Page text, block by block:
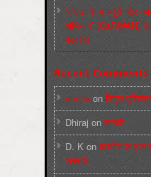
‘नोएडा के मज़दूरों और
अभियान’ (CaRWAN)
प्रदर्शन
Recent Comments
sneha on बिगुल
Dhiraj on सम्पर्क
D. K on कश्मीर के
सच्चाई